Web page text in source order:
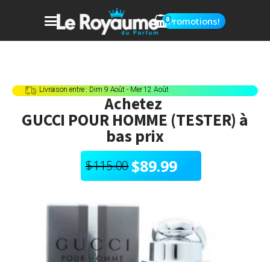
0Promotions!
Livraison entre : Dim 9 Août - Mer 12 Août
Achetez
GUCCI POUR HOMME (TESTER) à
bas prix
$115.00
Le
prix
initial
était :
$89.99
Le
prix
actuel
est :